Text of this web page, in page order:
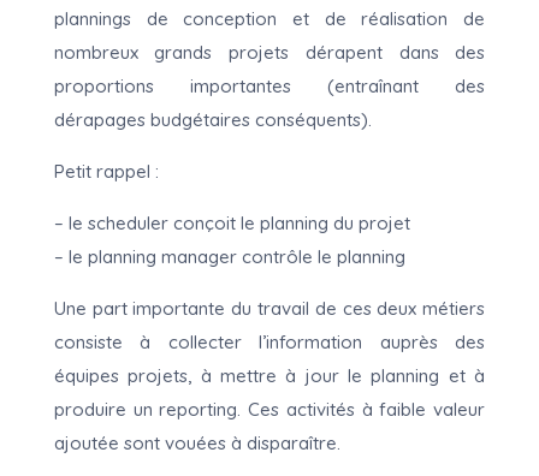
plannings de conception et de réalisation de
nombreux grands projets dérapent dans des
proportions importantes (entraînant des
dérapages budgétaires conséquents).
Petit rappel :
– le scheduler conçoit le planning du projet
– le planning manager contrôle le planning
Une part importante du travail de ces deux métiers
consiste à collecter l’information auprès des
équipes projets, à mettre à jour le planning et à
produire un reporting. Ces activités à faible valeur
ajoutée sont vouées à disparaître.